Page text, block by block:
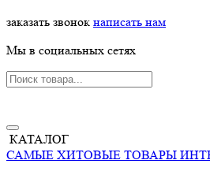
заказать звонок написать нам
Мы в социальных сетях
КАТАЛОГ
САМЫЕ ХИТОВЫЕ ТОВАРЫ